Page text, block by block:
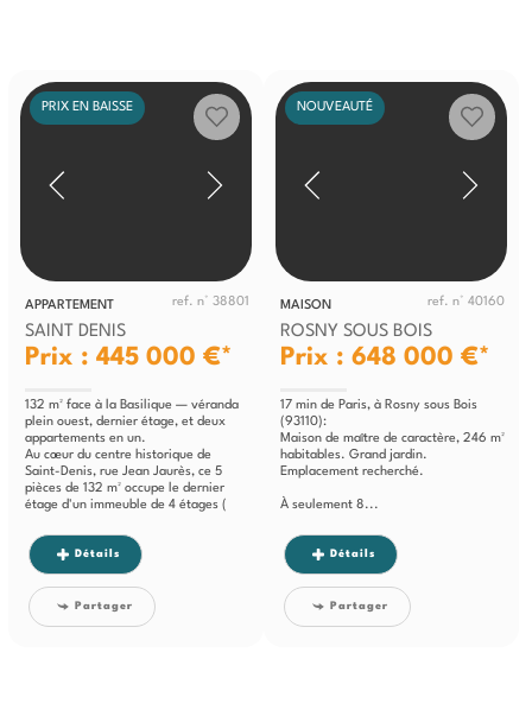
PRIX EN BAISSE
APPARTEMENT ref. n° 38801
SAINT DENIS
Prix : 445 000 €*
132 m² face à la Basilique — véranda
plein ouest, dernier étage, et deux
appartements en un.
Au cœur du centre historique de
Saint-Denis, rue Jean Jaurès, ce 5
pièces de 132 m² occupe le dernier
étage d'un immeuble de 4 étages (
Détails
Partager
NOUVEAUTÉ
MAISON ref. n° 40160
ROSNY SOUS BOIS
Prix : 648 000 €*
17 min de Paris, à Rosny sous Bois
(93110):
Maison de maître de caractère, 246 m²
habitables. Grand jardin.
Emplacement recherché.
À seulement 8...
Détails
Partager